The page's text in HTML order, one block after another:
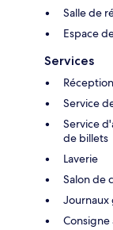
Salle de
Espace
Services
Service
Service
de billets
Laverie
Salon de
Journaux
Consigne